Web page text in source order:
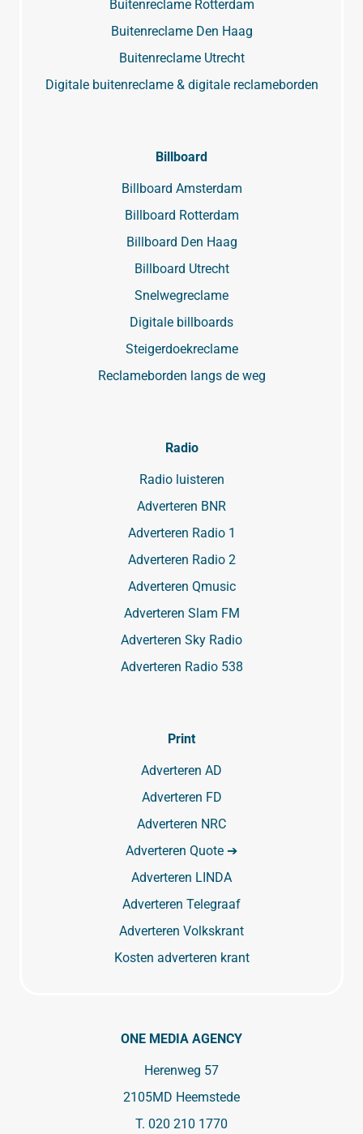
Buitenreclame Rotterdam
Buitenreclame Den Haag
Buitenreclame Utrecht
Digitale buitenreclame & digitale reclameborden
Billboard
Billboard Amsterdam
Billboard Rotterdam
Billboard Den Haag
Billboard Utrecht
Snelwegreclame
Digitale billboards
Steigerdoekreclame
Reclameborden langs de weg
Radio
Radio luisteren
Adverteren BNR
Adverteren Radio 1
Adverteren Radio 2
Adverteren Qmusic
Adverteren Slam FM
Adverteren Sky Radio
Adverteren Radio 538
Print
Adverteren AD
Adverteren FD
Adverteren NRC
Adverteren Quote ➔
Adverteren LINDA
Adverteren Telegraaf
Adverteren Volkskrant
Kosten adverteren krant
ONE MEDIA AGENCY
Herenweg 57
2105MD Heemstede
T. 020 210 1770